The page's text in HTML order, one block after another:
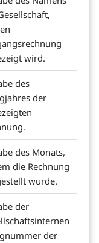
wird.
des
der
des Monats,
die Rechnung
wurde.
der
der